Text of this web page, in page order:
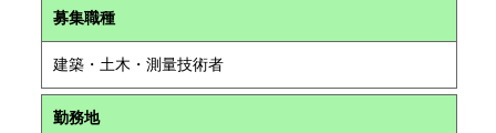
募集職種
建築・土木・測量技術者
勤務地